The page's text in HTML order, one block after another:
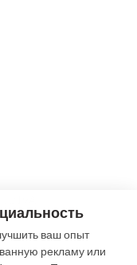
ваш опыт
рекламу или